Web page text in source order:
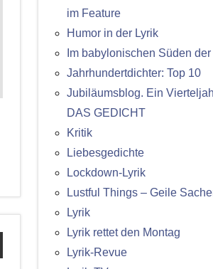
im Feature
Humor in der Lyrik
Im babylonischen Süden
Jahrhundertdichter: Top 10
Jubiläumsblog. Ein
DAS GEDICHT
Kritik
Liebesgedichte
Lockdown-Lyrik
Lustful Things – Geile
Lyrik
Lyrik rettet den Montag
Lyrik-Revue